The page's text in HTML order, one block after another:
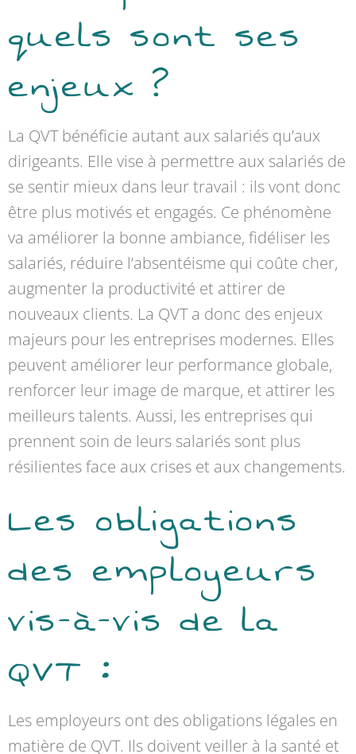
quels sont ses
enjeux ?
La QVT bénéficie autant aux salariés qu’aux
dirigeants. Elle vise à permettre aux salariés de
se sentir mieux dans leur travail : ils vont donc
être plus motivés et engagés. Ce phénomène
va améliorer la bonne ambiance, fidéliser les
salariés, réduire l’absentéisme qui coûte cher,
augmenter la productivité et attirer de
nouveaux clients. La QVT a donc des enjeux
majeurs pour les entreprises modernes. Elles
peuvent améliorer leur performance globale,
renforcer leur image de marque, et attirer les
meilleurs talents. Aussi, les entreprises qui
prennent soin de leurs salariés sont plus
résilientes face aux crises et aux changements.
Les obligations
des employeurs
vis-à-vis de la
QVT :
Les employeurs ont des obligations légales en
matière de QVT. Ils doivent veiller à la santé et